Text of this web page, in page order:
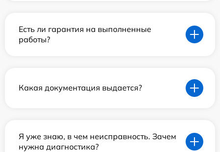
Есть ли гарантия на выполненные
работы?
Какая документация выдается?
Я уже знаю, в чем неисправность. Зачем
нужна диагностика?